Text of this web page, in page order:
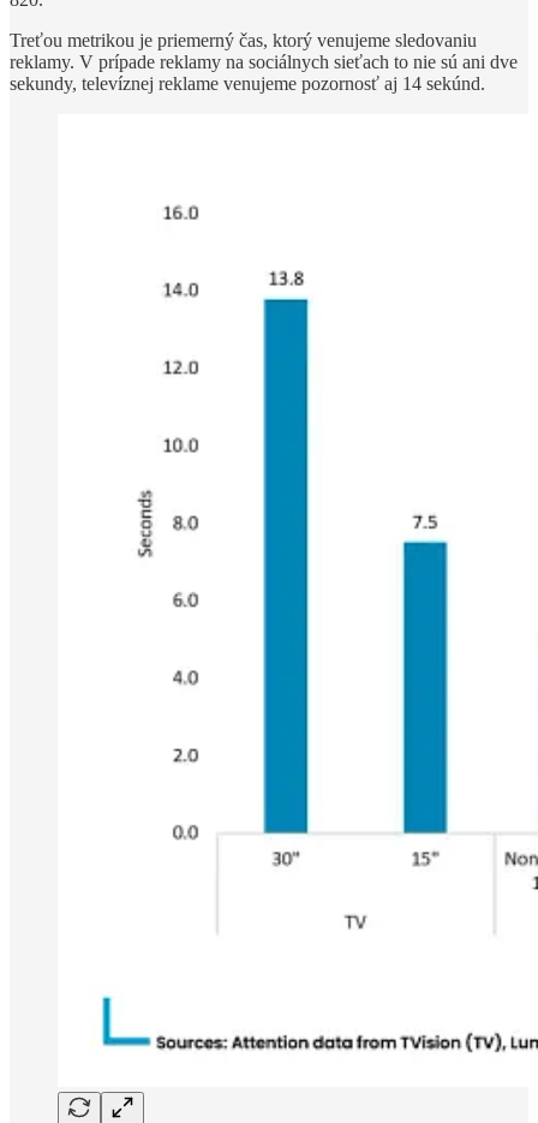
Treťou metrikou je priemerný čas, ktorý venujeme sledovaniu
reklamy. V prípade reklamy na sociálnych sieťach to nie sú ani dve
sekundy, televíznej reklame venujeme pozornosť aj 14 sekúnd.